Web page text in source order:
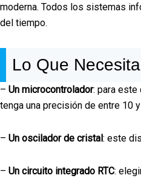
moderna. Todos los sistemas
del tiempo.
Lo Que
– Un microcontrolador: para
tenga una precisión de entre 10
– Un oscilador de cristal: este
– Un circuito integrado RTC: